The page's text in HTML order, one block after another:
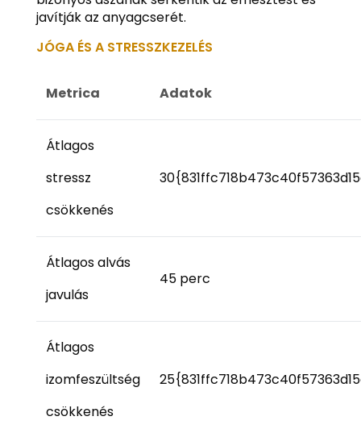
javítják az anyagcserét.
JÓGA ÉS A STRESSZKEZELÉS
Metrica Adatok
Átlagos
stressz
csökkenés
Átlagos alvás
javulás
45 perc
Átlagos
izomfeszültség
csökkenés